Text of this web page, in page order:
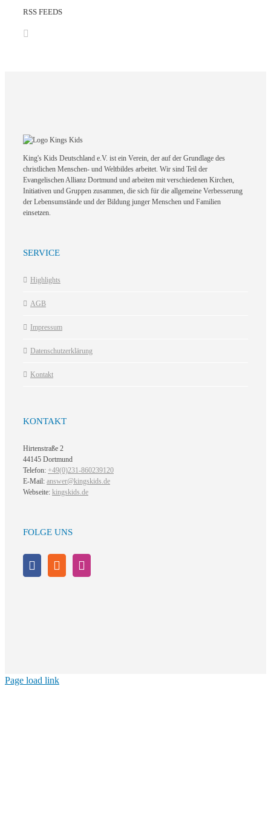
RSS FEEDS
King's Kids Deutschland e.V. ist ein Verein, der auf der Grundlage des
christlichen Menschen- und Weltbildes arbeitet. Wir sind Teil der
Evangelischen Allianz Dortmund und arbeiten mit verschiedenen Kirchen,
Initiativen und Gruppen zusammen, die sich für die allgemeine Verbesserung
der Lebensumstände und der Bildung junger Menschen und Familien
einsetzen.
SERVICE
Highlights
AGB
Impressum
Datenschutzerklärung
Kontakt
KONTAKT
Hirtenstraße 2
44145 Dortmund
Telefon: +49(0)231-860239120
E-Mail: answer@kingskids.de
Webseite: kingskids.de
FOLGE UNS
Page load link